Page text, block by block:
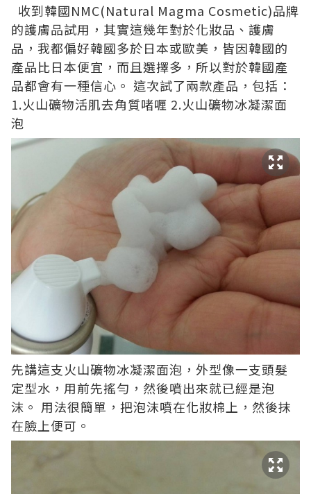
收到韓國NMC(Natural Magma Cosmetic)品牌
的護膚品試用，其實這幾年對於化妝品、護膚
品，我都偏好韓國多於日本或歐美，皆因韓國的
產品比日本便宜，而且選擇多，所以對於韓國產
品都會有一種信心。 這次試了兩款產品，包括：
1.火山礦物活肌去角質啫喱 2.火山礦物冰凝潔面
泡
先講這支火山礦物冰凝潔面泡，外型像一支頭髮
定型水，用前先搖勻，然後噴出來就已經是泡
沫。 用法很簡單，把泡沫噴在化妝棉上，然後抹
在臉上便可。